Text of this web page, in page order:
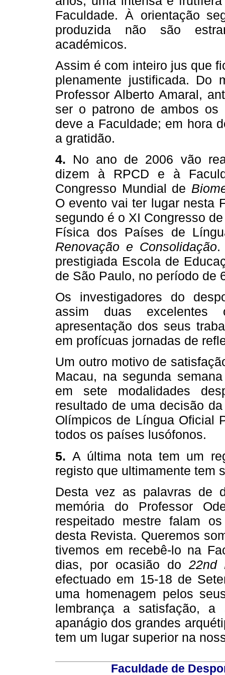
Faculdade. À orientação
produzida não são
académicos.
Assim é com inteiro jus que
plenamente justificada. Do
Professor Alberto Amaral,
ser o patrono de ambos os
deve a Faculdade; em hora
a gratidão.
4. No ano de 2006 vão
dizem à RPCD e à
Congresso Mundial de
O evento vai ter lugar nesta
segundo é o XI Congresso
Física dos Países de
Renovação e Consolidação.
prestigiada Escola de
de São Paulo, no período de
Os investigadores do
assim duas excelentes
apresentação dos seus
em profícuas jornadas de
Um outro motivo de
Macau, na segunda
em sete modalidades
resultado de uma decisão
Olímpicos de Língua Oficial
todos os países lusófonos.
5.A última nota tem um
registo que ultimamente tem
Desta vez as palavras de
memória do Professor
respeitado mestre falam
desta Revista. Queremos
tivemos em recebê-lo na
dias, por ocasião do 22nd
efectuado em 15-18 de
uma homenagem pelos
lembrança a satisfação, a
apanágio dos grandes
tem um lugar superior na
Faculdade de